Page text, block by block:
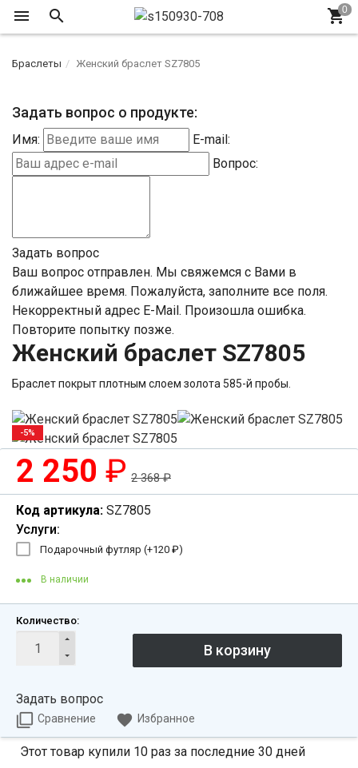
Браслеты Женский браслет SZ7805
Задать вопрос о продукте:
Имя:
E-mail:
Вопрос:
Задать вопрос
Ваш вопрос отправлен. Мы свяжемся с Вами в
ближайшее время. Пожалуйста, заполните все поля.
Некорректный адрес E-Mail. Произошла ошибка.
Повторите попытку позже.
Женский браслет SZ7805
Браслет покрыт плотным слоем золота 585-й пробы.
-5%
2 250 ₽ 2 368₽
Код артикула: SZ7805
Услуги:
Подарочный футляр (+120 ₽)
В наличии
Количество:
Задать вопрос
Сравнение Избранное
Этот товар купили 10 раз за последние 30 дней